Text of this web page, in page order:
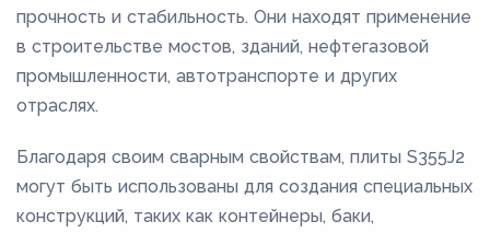
прочность и стабильность. Они находят применение
в строительстве мостов, зданий, нефтегазовой
промышленности, автотранспорте и других
отраслях.
Благодаря своим сварным свойствам, плиты S355J2
могут быть использованы для создания специальных
конструкций, таких как контейнеры, баки,